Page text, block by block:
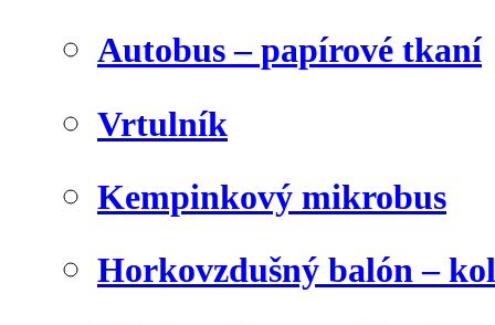
Autobus – papírové tkaní
Vrtulník
Kempinkový mikrobus
Horkovzdušný balón –